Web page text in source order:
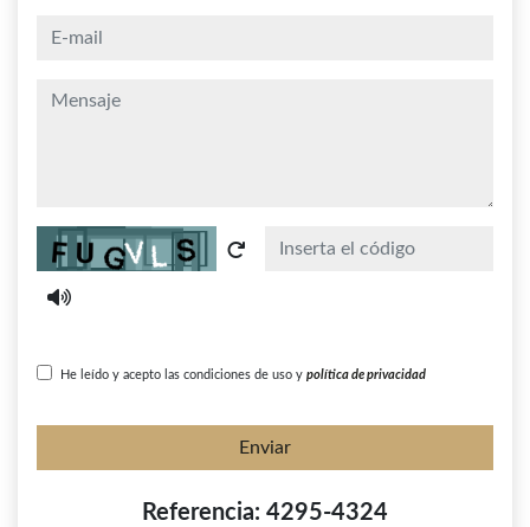
e-mail
mensaje
Captcha
He leído y acepto las condiciones de uso y política de privacidad
Enviar
Referencia: 4295-4324